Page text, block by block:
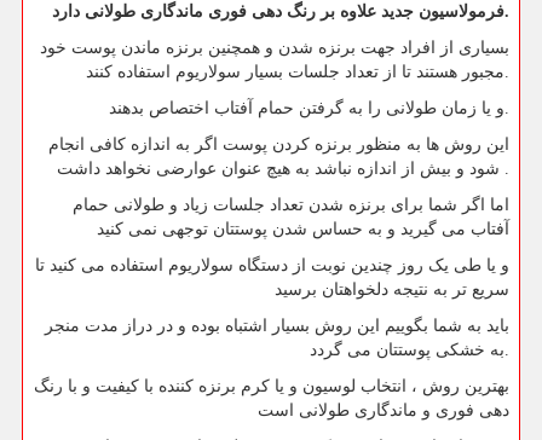
فرمولاسیون جدید علاوه بر رنگ دهی فوری ماندگاری طولانی دارد.
بسیاری از افراد جهت برنزه شدن و همچنین برنزه ماندن پوست خود
این روش ها به منظور برنزه کردن پوست اگر به اندازه کافی انجام
اما اگر شما برای برنزه شدن تعداد جلسات زیاد و طولانی حمام
آفتاب می گیرید و به حساس شدن پوستتان توجهی نمی کنید
و یا طی یک روز چندین نوبت از دستگاه سولاریوم استفاده می کنید تا
سریع تر به نتیجه دلخواهتان برسید
باید به شما بگوییم این روش بسیار اشتباه بوده و در دراز مدت منجر
بهترین روش ، انتخاب لوسیون و یا کرم برنزه کننده با کیفیت و با رنگ
دهی فوری و ماندگاری طولانی است